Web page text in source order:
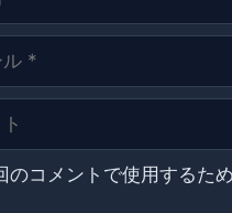
のコメントで使用するた